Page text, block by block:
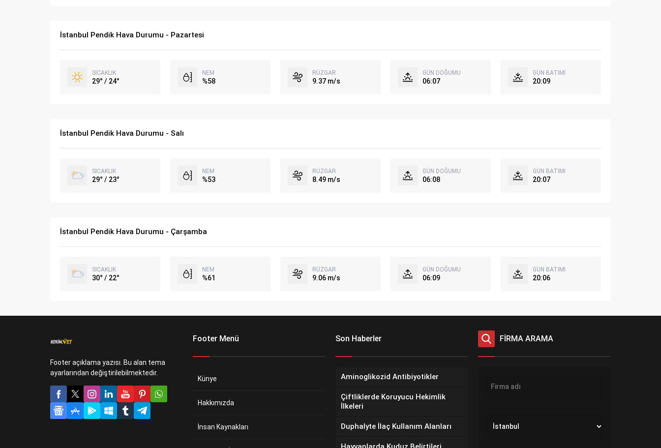
İstanbul Pendik Hava Durumu - Pazartesi
SICAKLIK
29° / 24°
NEM
%58
RÜZGAR
9.37 m/s
GÜN DOĞUMU
06:07
GÜN BATIMI
20:09
İstanbul Pendik Hava Durumu - Salı
SICAKLIK
29° / 23°
NEM
%53
RÜZGAR
8.49 m/s
GÜN DOĞUMU
06:08
GÜN BATIMI
20:07
İstanbul Pendik Hava Durumu - Çarşamba
SICAKLIK
30° / 22°
NEM
%61
RÜZGAR
9.06 m/s
GÜN DOĞUMU
06:09
GÜN BATIMI
20:06
Footer açıklama yazısı. Bu alan tema
ayarlarından değiştirilebilmektedir.
Footer Menü
Künye
Hakkımızda
İnsan Kaynakları
Son Haberler
Aminoglikozid Antibiyotikler
Çiftliklerde Koruyucu Hekimlik
İlkeleri
Duphalyte İlaç Kullanım Alanları
FİRMA ARAMA